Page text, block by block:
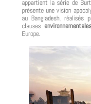
appartient la série de
présente une vision
au Bangladesh, réalisés
clauses environnementales
Europe.